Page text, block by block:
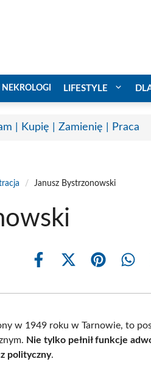
NEKROLOGI LIFESTYLE
| Kupię | Zamienię | Praca
/ Janusz Bystrzonowski
Share
Share
(Twitter)
Share Share
w 1949 roku w Tarnowie, to
Nie tylko pełnił funkcje
polityczny.